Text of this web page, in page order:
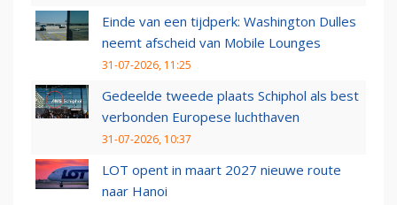
Einde van een tijdperk: Washington Dulles
neemt afscheid van Mobile Lounges
31-07-2026, 11:25
Gedeelde tweede plaats Schiphol als best
verbonden Europese luchthaven
31-07-2026, 10:37
LOT opent in maart 2027 nieuwe route
naar Hanoi